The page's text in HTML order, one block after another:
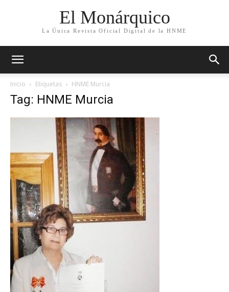
El Monárquico
La Única Revista Oficial Digital de la HNME
Inicio Etiquetas HNME Murcia
Tag: HNME Murcia